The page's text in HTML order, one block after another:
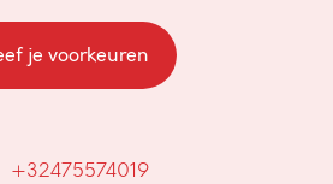
je voorkeuren
+32475574019